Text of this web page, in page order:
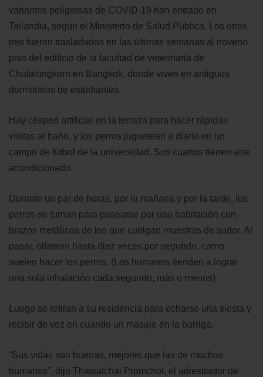
variantes peligrosas de COVID-19 han entrado en
Tailandia, según el Ministerio de Salud Pública. Los otros
tres fueron trasladados en las últimas semanas al noveno
piso del edificio de la facultad de veterinaria de
Chulalongkorn en Bangkok, donde viven en antiguos
dormitorios de estudiantes.
Hay césped artificial en la terraza para hacer rápidas
visitas al baño, y los perros juguetean a diario en un
campo de fútbol de la universidad. Sus cuartos tienen aire
acondicionado.
Durante un par de horas, por la mañana y por la tarde, los
perros se turnan para pasearse por una habitación con
brazos metálicos de los que cuelgan muestras de sudor. Al
pasar, olfatean hasta diez veces por segundo, como
suelen hacer los perros. (Los humanos tienden a lograr
una sola inhalación cada segundo, más o menos).
Luego se retiran a su residencia para echarse una siesta y
recibir de vez en cuando un masaje en la barriga.
“Sus vidas son buenas, mejores que las de muchos
humanos”, dijo Thawatchai Promchot, el adiestrador de